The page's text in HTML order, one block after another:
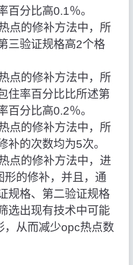
百分比高0.1％。
点的修补方法中，所
三验证规格高2个格
点的修补方法中，所
住率百分比比所述第
百分比高0.2％。
点的修补方法中，所
补的次数均为5次。
点的修补方法中，进
的修补，并且，通
规格、第二验证规格
选出现有技术中可能
，从而减少opc热点数